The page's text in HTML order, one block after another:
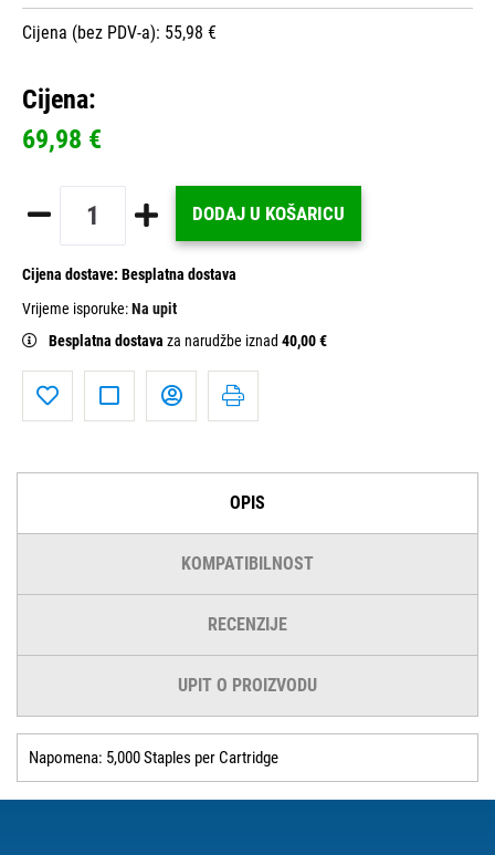
Cijena (bez PDV-a): 55,98 €
Cijena:
69,98 €
DODAJ U KOŠARICU
Cijena dostave: Besplatna dostava
Vrijeme isporuke:Na upit
Besplatna dostava za narudžbe iznad 40,00 €
OPIS
KOMPATIBILNOST
RECENZIJE
UPIT O PROIZVODU
Napomena: 5,000 Staples per Cartridge